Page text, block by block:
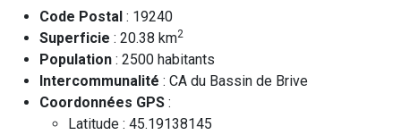
Code Postal : 19240
Superficie : 20.38 km2
Population : 2500 habitants
Intercommunalité : CA du Bassin de Brive
Coordonnées GPS :
Latitude : 45.19138145